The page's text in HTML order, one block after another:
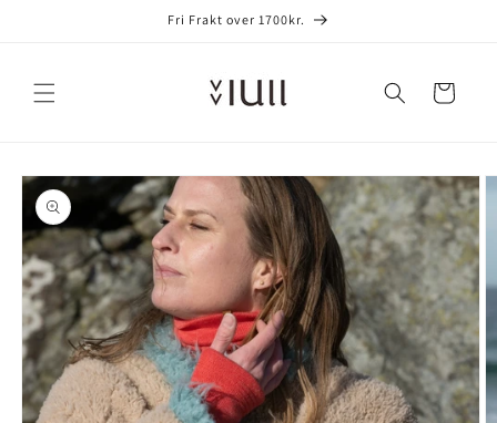
Fri Frakt over 1700kr.
Handlekurv
til